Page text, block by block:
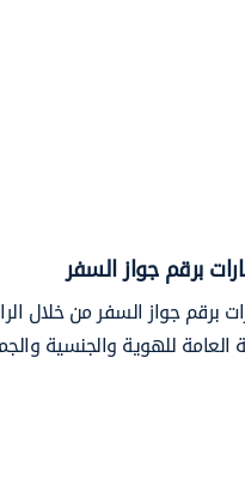
برقم جواز السفر
برقم جواز السفر من خلال
العامة للهوية والجنسية